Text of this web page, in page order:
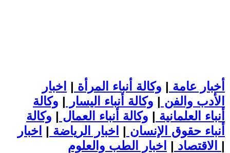
أخبار عامة | وكالة أنباء المرأة | اخبار
الأدب والفن | وكالة أنباء اليسار | وكالة
أنباء العلمانية | وكالة أنباء العمال | وكالة
أنباء حقوق الإنسان | اخبار الرياضة | اخبار
الاقتصاد | |